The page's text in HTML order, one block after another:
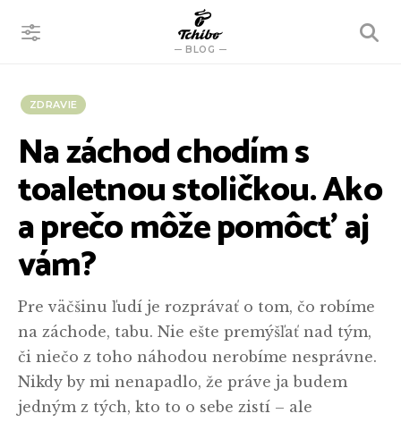
BLOG
VYHĽADÁVANIE
ZDRAVIE
Na záchod chodím s
toaletnou stoličkou. Ako
a prečo môže pomôcť aj
vám?
Pre väčšinu ľudí je rozprávať o tom, čo robíme
na záchode, tabu. Nie ešte premýšľať nad tým,
či niečo z toho náhodou nerobíme nesprávne.
Nikdy by mi nenapadlo, že práve ja budem
jedným z tých, kto to o sebe zistí – ale